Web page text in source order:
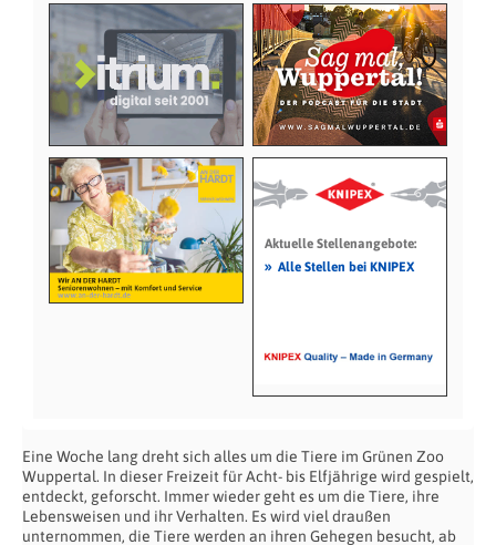
Aktuelle Stellenangebote:
» Alle Stellen bei KNIPEX
Eine Woche lang dreht sich alles um die Tiere im Grünen Zoo
Wuppertal. In dieser Freizeit für Acht- bis Elfjährige wird gespielt,
entdeckt, geforscht. Immer wieder geht es um die Tiere, ihre
Lebensweisen und ihr Verhalten. Es wird viel draußen
unternommen, die Tiere werden an ihren Gehegen besucht, ab